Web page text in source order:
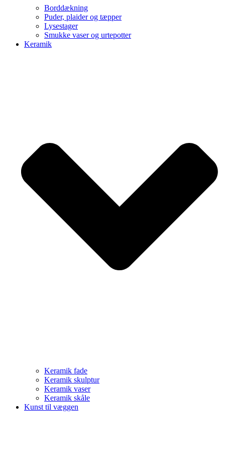
Borddækning
Puder, plaider og tæpper
Lysestager
Smukke vaser og urtepotter
Keramik
Keramik fade
Keramik skulptur
Keramik vaser
Keramik skåle
Kunst til væggen